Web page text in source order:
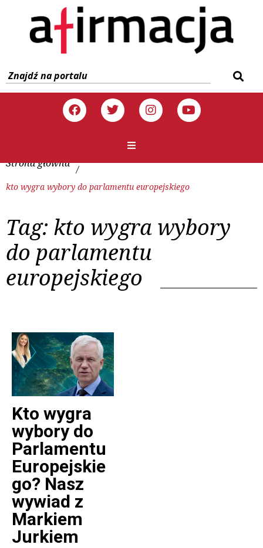
Strona główna /
kto wygra wybory do parlamentu europejskiego
Tag: kto wygra wybory
do parlamentu
europejskiego
Kto wygra
wybory do
Parlamentu
Europejskie
go? Nasz
wywiad z
Markiem
Jurkiem